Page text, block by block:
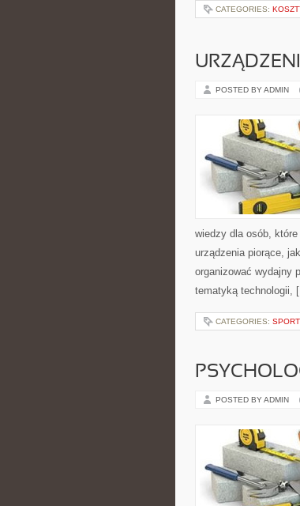
CATEGORIES:
POSTED BY ADMIN
wiedzy dla osób,
urządzenia piorące,
organizować wydajny
tematyką technologii,
CATEGORIES: SPORT
POSTED BY ADMIN